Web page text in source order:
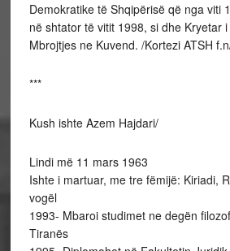
Demokratike të Shqipërisë që nga viti
në shtator të vitit 1998, si dhe Kryetar
Mbrojtjes ne Kuvend. /Kortezi ATSH
***
Kush ishte Azem Hajdari/
Lindi më 11 mars 1963
Ishte i martuar, me tre fëmijë: Kiriadi,
vogël
1993- Mbaroi studimet ne degën
Tiranës